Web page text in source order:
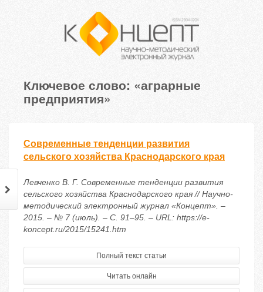
Ключевое слово: «аграрные
предприятия»
Современные тенденции развития
сельского хозяйства Краснодарского края
Левченко В. Г. Современные тенденции развития
сельского хозяйства Краснодарского края // Научно-
методический электронный журнал «Концепт». –
2015. – № 7 (июль). – С. 91–95. – URL: https://e-
koncept.ru/2015/15241.htm
Полный текст статьи
Читать онлайн